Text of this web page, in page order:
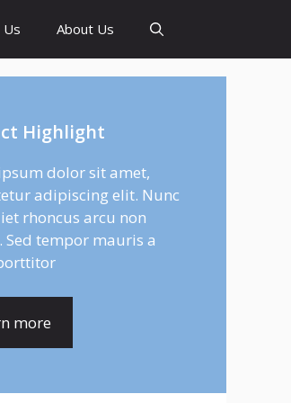
Us About Us
Highlight
dolor sit amet,
adipiscing elit. Nunc
rhoncus arcu non
tempor mauris a
more